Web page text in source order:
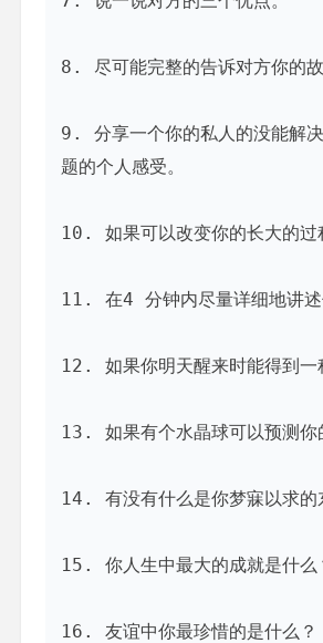
8. 尽可能完整的告诉对方你的
9. 分享一个你的私人的没能解
题的个人感受。
10. 如果可以改变你的长大的过
11. 在4 分钟内尽量详细地讲述
12. 如果你明天醒来时能得到一
13. 如果有个水晶球可以预测你
14. 有没有什么是你梦寐以求的
15. 你人生中最大的成就是什么
16. 友谊中你最珍惜的是什么？